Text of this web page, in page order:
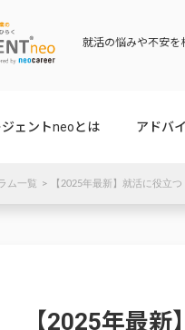
就活の悩みや不安を
ェントneoとは アドバ
ム一覧 【2025年最新】就活に役立
【2025年最